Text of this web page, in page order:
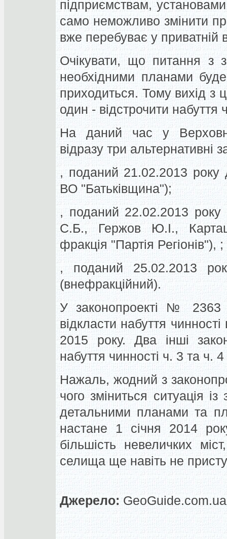
підприємствам,
само неможливо змінити
вже перебуває у приватній
Очікувати, що питання з
необхідними планами
приходиться. Тому вихід з
один - відстрочити набуття
На даний час у
відразу три альтернативні
, поданий 21.02.2013
ВО "Батьківщина");
, поданий 22.02.2013
С.Б., Гержов Ю.І.,
фракція "Партія Регіонів"), ;
, поданий 25.02.2013
(внефракційний).
У законопроекті № 2363
відкласти набуття
2015 року. Два інші
набуття чинності ч. 3 та ч.
Нажаль, жодний з
чого зміниться ситуація
детальними планами та
настане 1 січня 2014
більшість невеличких
селища ще навіть не
Джерело: GeoGuide.com.ua